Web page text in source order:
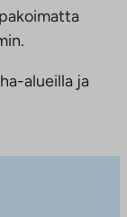
alueilla ja